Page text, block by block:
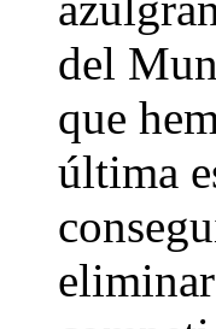
del
que
última